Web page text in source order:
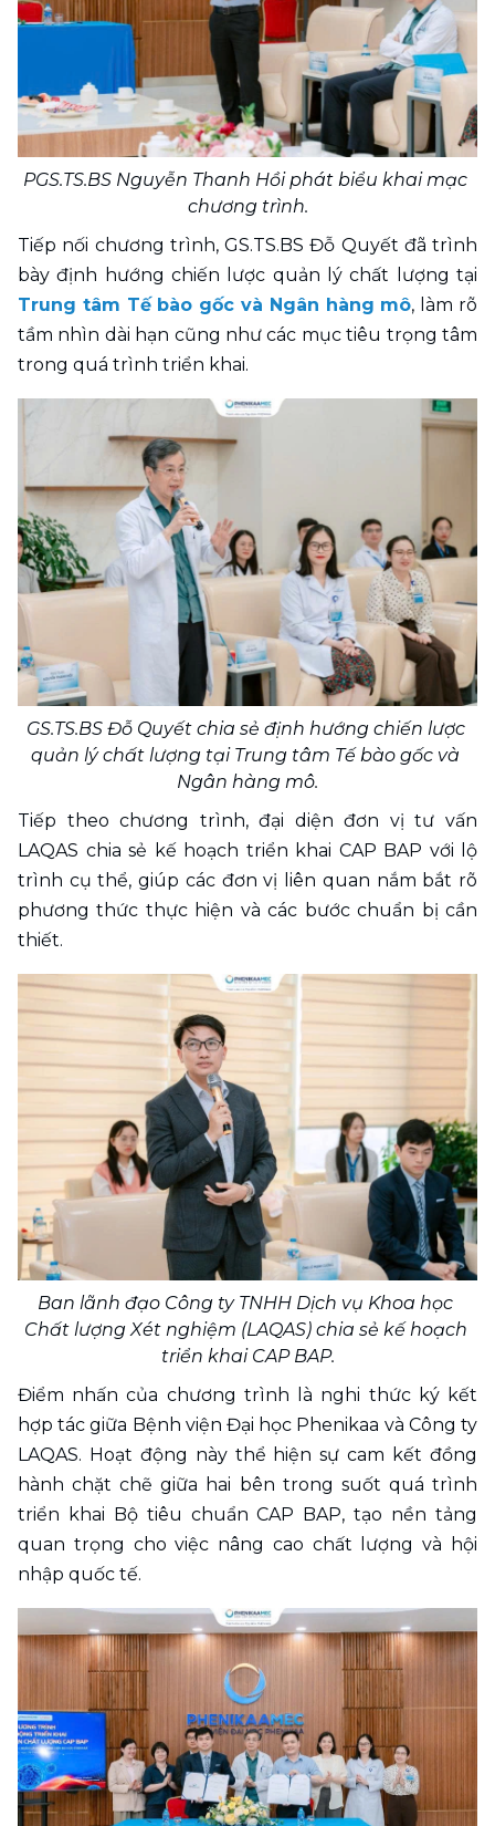
PGS.TS.BS Nguyễn Thanh Hồi phát biểu khai mạc
chương trình.
Tiếp nối chương trình, GS.TS.BS Đỗ Quyết đã trình
Trung tâm Tế bào gốc và Ngân hàng mô, làm rõ
tầm nhìn dài hạn cũng như các mục tiêu trọng tâm
trong quá trình triển khai.
GS.TS.BS Đỗ Quyết chia sẻ định hướng chiến lược
quản lý chất lượng tại Trung tâm Tế bào gốc và
Ngân hàng mô.
Tiếp theo chương trình, đại diện đơn vị tư vấn
LAQAS chia sẻ kế hoạch triển khai CAP BAP với lộ
trình cụ thể, giúp các đơn vị liên quan nắm bắt rõ
phương thức thực hiện và các bước chuẩn bị cần
thiết.
Ban lãnh đạo Công ty TNHH Dịch vụ Khoa học
Chất lượng Xét nghiệm (LAQAS) chia sẻ kế hoạch
triển khai CAP BAP.
Điểm nhấn của chương trình là nghi thức ký kết
hợp tác giữa Bệnh viện Đại học Phenikaa và Công ty
LAQAS. Hoạt động này thể hiện sự cam kết đồng
hành chặt chẽ giữa hai bên trong suốt quá trình
triển khai Bộ tiêu chuẩn CAP BAP, tạo nền tảng
quan trọng cho việc nâng cao chất lượng và hội
nhập quốc tế.